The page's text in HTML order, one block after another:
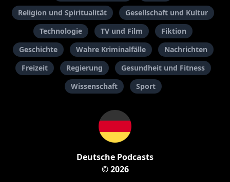
Religion und Spiritualität
Gesellschaft und Kultur
Technologie
TV und Film
Fiktion
Geschichte
Wahre Kriminalfälle
Nachrichten
Freizeit
Regierung
Gesundheit und Fitness
Wissenschaft
Sport
Deutsche Podcasts
© 2026